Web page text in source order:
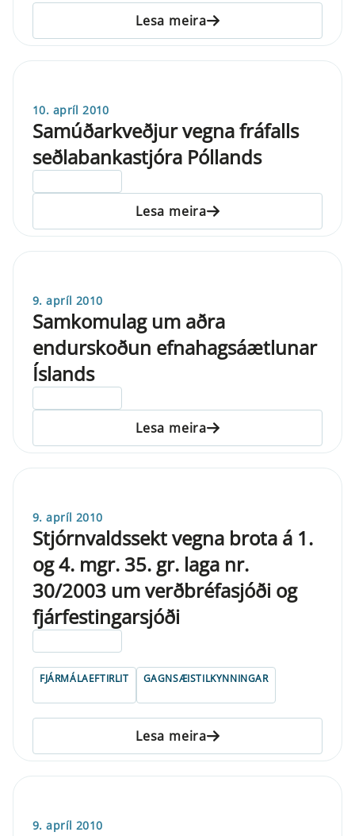
Lesa meira
10. apríl 2010
Samúðarkveðjur vegna fráfalls
seðlabankastjóra Póllands
Lesa meira
9. apríl 2010
Samkomulag um aðra
endurskoðun efnahagsáætlunar
Íslands
Lesa meira
9. apríl 2010
Stjórnvaldssekt vegna brota á 1.
og 4. mgr. 35. gr. laga nr.
30/2003 um verðbréfasjóði og
fjárfestingarsjóði
FJÁRMÁLAEFTIRLIT GAGNSÆISTILKYNNINGAR
Lesa meira
9. apríl 2010